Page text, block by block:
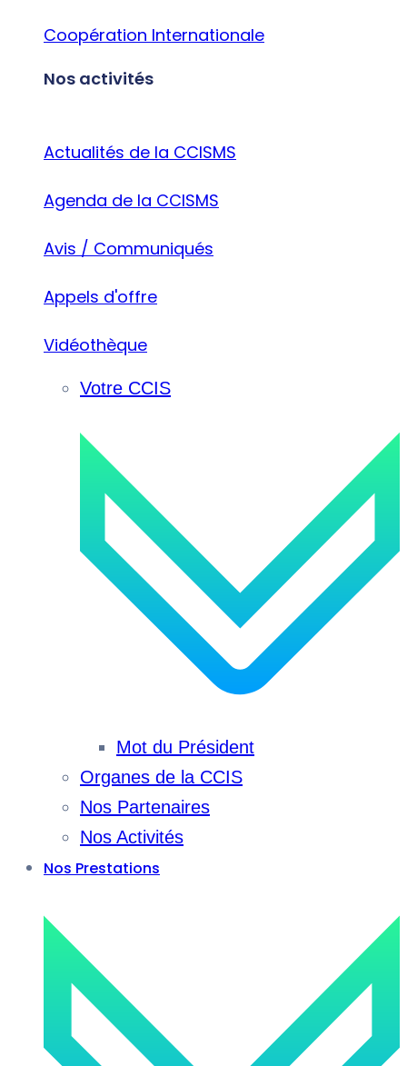
Coopération Internationale
Nos activités
Actualités de la CCISMS
Agenda de la CCISMS
Avis / Communiqués
Appels d'offre
Vidéothèque
Votre CCIS
Mot du Président
Organes de la CCIS
Nos Partenaires
Nos Activités
Nos Prestations